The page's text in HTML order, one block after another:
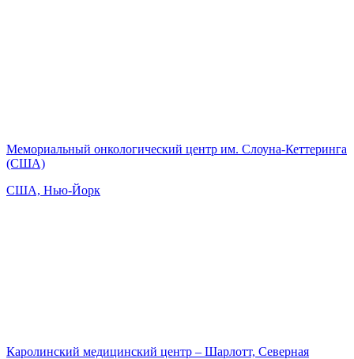
Мемориальный онкологический центр им. Слоуна-Кеттеринга
(США)
США, Нью-Йорк
Каролинский медицинский центр – Шарлотт, Северная